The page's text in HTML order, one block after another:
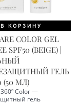
В КОРЗИНУ
COLOR GEL
SPF50 (BEIGE) |
ГЕЛЬ
(50 МЛ)
Color —
гель